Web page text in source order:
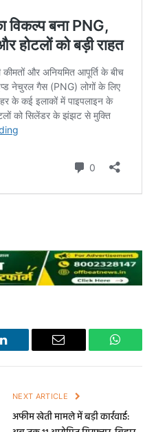
LinkedIn Email
NEXT ARTICLE
अफीम खेती मामले में बड़ी कार्रवाई: